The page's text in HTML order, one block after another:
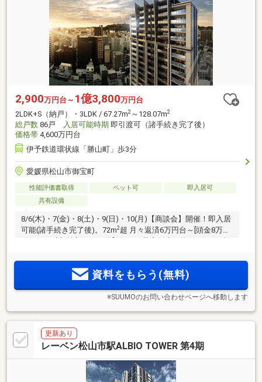
2,900万円台～ 1億3,800万円台
2LDK+S（納戸）・3LDK / 67.27m2 ～128.07m2
総戸数 86戸 入居可能時期 即引渡可（諸手続き完了後）
価格帯 4,600万円台
伊予鉄道環状線「勝山町」歩3分
愛媛県松山市御宝町
性能評価書取得 ペット可
即入居可
共有設備
8/6(木)・7(金)・8(土)・9(日)・10(月)【商談会】開催！即入居
可能(諸手続き完了後)。72m2超 月々返済6万円台～[頭金8万円/
ラン・多彩なバリエーション。新しい断熱性能基準を満たし
た「ZEH-M Oriented」資料をもらう(無料)
※SUUMOのお問い合わせページへ移動します
更新あり
レーベン松山市駅ALBIO TOWER 第4期